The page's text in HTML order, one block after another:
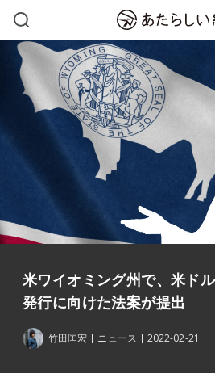
米ワイオミング州で、米ド
発行に向けた法案が提出
竹田匡宏 ニュース 2022-02-21